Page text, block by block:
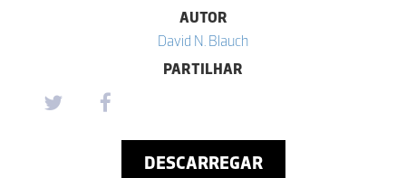
AUTOR
David N. Blauch
PARTILHAR
DESCARREGAR